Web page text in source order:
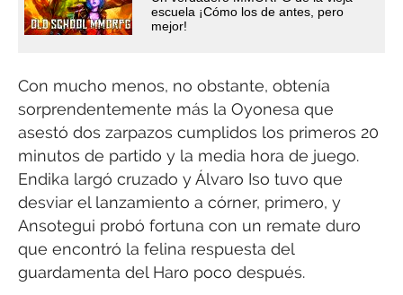
escuela ¡Cómo los de antes, pero
mejor!
Con mucho menos, no obstante, obtenía
sorprendentemente más la Oyonesa que
asestó dos zarpazos cumplidos los primeros 20
minutos de partido y la media hora de juego.
Endika largó cruzado y Álvaro Iso tuvo que
desviar el lanzamiento a córner, primero, y
Ansotegui probó fortuna con un remate duro
que encontró la felina respuesta del
guardamenta del Haro poco después.